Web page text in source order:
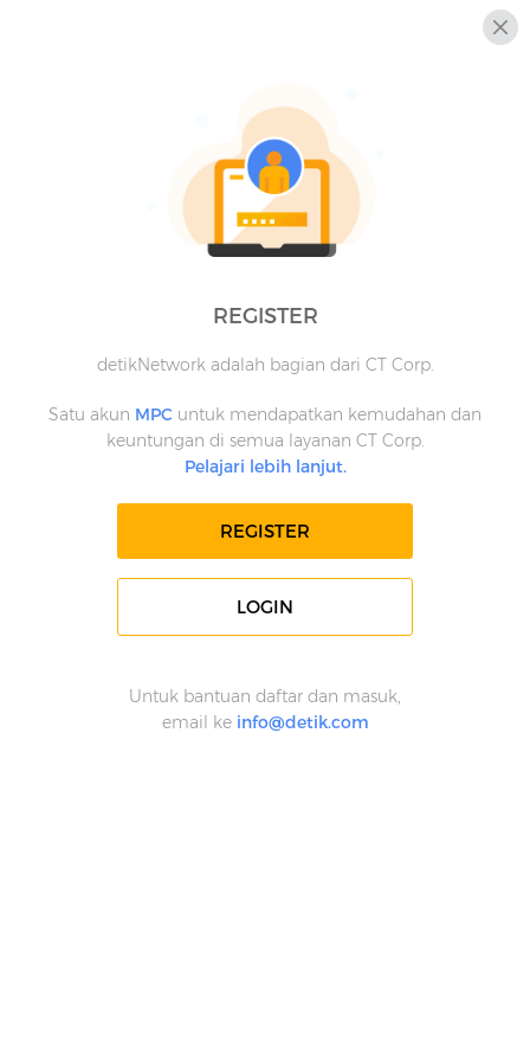
REGISTER
detikNetwork adalah bagian dari CT Corp.
Satu akun MPC untuk mendapatkan kemudahan dan
keuntungan di semua layanan CT Corp.
Pelajari lebih lanjut.
REGISTER
LOGIN
Untuk bantuan daftar dan masuk,
email ke info@detik.com